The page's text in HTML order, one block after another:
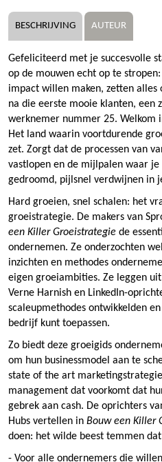
BESCHRIJVING AUTEUR
Gefeliciteerd met je succesvolle
op de mouwen echt op te
impact willen maken, zetten alles
na die eerste mooie klanten, een
werknemer nummer 25. Welkom
Het land waarin voortdurende
zet. Zorgt dat de processen van
vastlopen en de mijlpalen waar je
gedroomd, pijlsnel verdwijnen in
Hard groeien, snel schalen: het
groeistrategie. De makers van
een Killer Groeistrategie de
ondernemen. Ze onderzochten
inzichten en methodes
eigen groeiambities. Ze leggen
Verne Harnish en LinkedIn-
scaleupmethodes ontwikkelden
bedrijf kunt toepassen.
Zo biedt deze groeigids
om hun businessmodel aan te
state of the art
management dat voorkomt dat
gebrek aan cash. De oprichters
Hubs vertellen in Bouw een Killer
doen: het wilde beest temmen
- Voor alle ondernemers die